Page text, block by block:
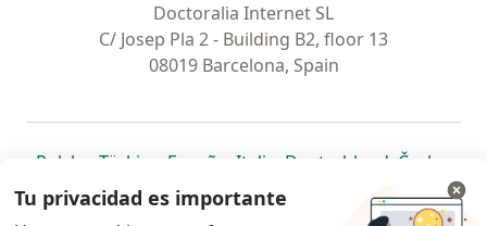
Doctoralia Internet SL
C/ Josep Pla 2 - Building B2, floor 13
08019 Barcelona, Spain
Polska se abre en una nueva pestaña
Türkiye se abre en una nueva pestaña
España se abre en una nueva pestaña
Italia se abre en una nueva
Deutschlandse abre en
Česko
Portugal
se abre en una nueva pestaña
México se abre en una nueva pestaña
Chile se abre en una nueva pestaña
Brasil se abre en una nueva
se abre en
se
se abre en una nueva
Tu privacidad es importante